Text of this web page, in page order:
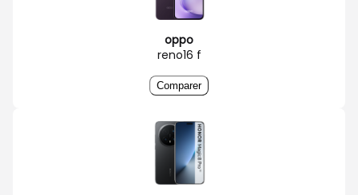
oppo
reno16 f
Comparer